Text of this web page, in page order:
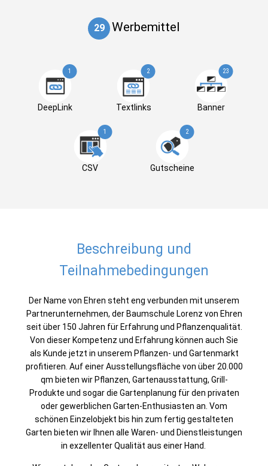
29 Werbemittel
1
DeepLink
2
Textlinks
23
Banner
1
CSV
2
Gutscheine
Beschreibung und
Teilnahmebedingungen
Der Name von Ehren steht eng verbunden mit unserem
Partnerunternehmen, der Baumschule Lorenz von Ehren
seit über 150 Jahren für Erfahrung und Pflanzenqualität.
Von dieser Kompetenz und Erfahrung können auch Sie
als Kunde jetzt in unserem Pflanzen- und Gartenmarkt
profitieren. Auf einer Ausstellungsfläche von über 20.000
qm bieten wir Pflanzen, Gartenausstattung, Grill-
Produkte und sogar die Gartenplanung für den privaten
oder gewerblichen Garten-Enthusiasten an. Vom
schönen Einzelobjekt bis hin zum fertig gestalteten
Garten bieten wir Ihnen alle Waren- und Dienstleistungen
in exzellenter Qualität aus einer Hand.